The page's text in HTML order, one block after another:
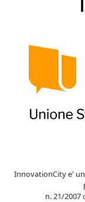
InnovationCity e'
n. 21/2007